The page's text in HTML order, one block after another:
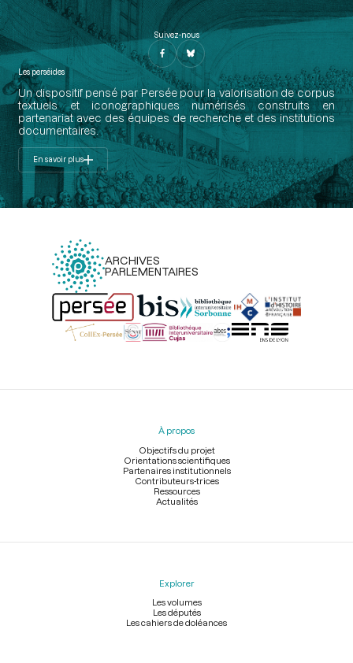
Suivez-nous
Les perséides
Un dispositif pensé par Persée pour la valorisation de corpus
textuels et iconographiques numérisés construits en
partenariat avec des équipes de recherche et des institutions
documentaires.
En savoir plus
ARCHIVES
PARLEMENTAIRES
Menu
À propos
Objectifs du projet
Orientations scientifiques
Partenaires institutionnels
Contributeurs-trices
Ressources
Actualités
Explorer
Les volumes
Les députés
Les cahiers de doléances